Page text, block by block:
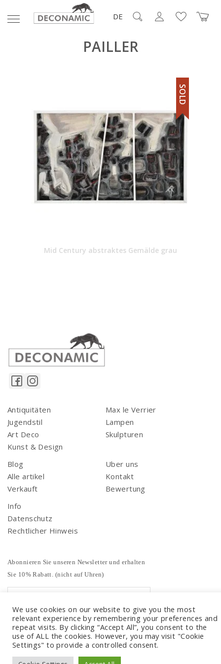
DE
PAILLER
Mid Century abstraktes Gemälde grau
SOLD
Antiquitäten
Jugendstil
Art Deco
Kunst & Design
Max le Verrier
Lampen
Skulpturen
Blog
Alle artikel
Verkauft
Uber uns
Kontakt
Bewertung
Info
Datenschutz
Rechtlicher Hinweis
Abonnieren Sie unseren Newsletter und erhalten
Sie 10% Rabatt. (nicht auf Uhren)
We use cookies on our website to give you the most
relevant experience by remembering your preferences and
repeat visits. By clicking “Accept All”, you consent to the
use of ALL the cookies. However, you may visit "Cookie
Settings" to provide a controlled consent.